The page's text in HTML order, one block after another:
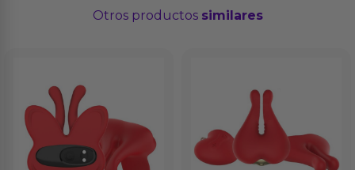
Otros productos similares